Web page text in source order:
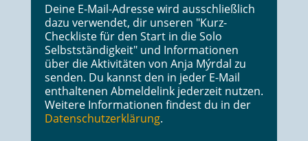
Deine E-Mail-Adresse wird ausschließlich
dazu verwendet, dir unseren "Kurz-
Checkliste für den Start in die Solo
Selbstständigkeit" und Informationen
über die Aktivitäten von Anja Mýrdal zu
senden. Du kannst den in jeder E-Mail
enthaltenen Abmeldelink jederzeit nutzen.
Weitere Informationen findest du in der
Datenschutzerklärung.